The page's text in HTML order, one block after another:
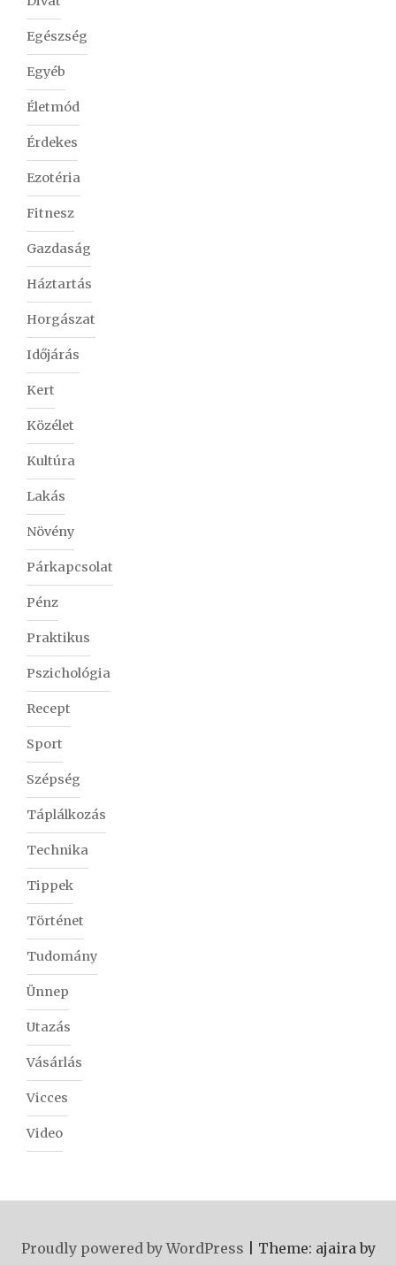
Egészség
Egyéb
Életmód
Érdekes
Ezotéria
Fitnesz
Gazdaság
Háztartás
Horgászat
Időjárás
Kert
Közélet
Kultúra
Lakás
Növény
Párkapcsolat
Pénz
Praktikus
Pszichológia
Recept
Sport
Szépség
Táplálkozás
Technika
Tippek
Történet
Tudomány
Ünnep
Utazás
Vásárlás
Vicces
Video
Proudly powered by WordPress
Theme: ajaira by